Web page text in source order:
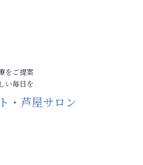
をご提案
い毎日を
・芦屋サロン